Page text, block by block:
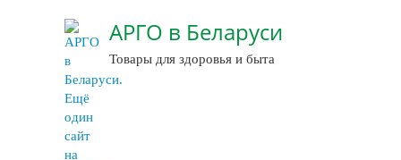
АРГО в Беларуси
Товары для здоровья и быта